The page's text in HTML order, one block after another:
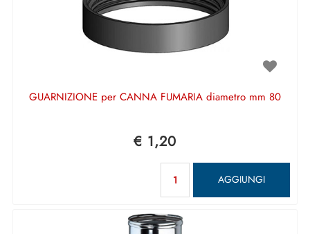
GUARNIZIONE per CANNA FUMARIA diametro mm 80
€ 1,20
AGGIUNGI